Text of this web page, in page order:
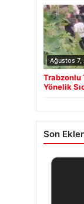
Ağustos
Trabzonlu
Yönelik
Son